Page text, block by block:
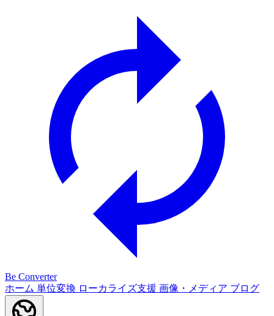
Be Converter
ホーム 単位変換 ローカライズ支援 画像・メディア ブログ